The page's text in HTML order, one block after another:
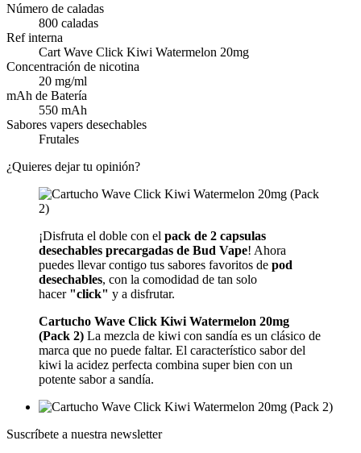
Número de caladas
800 caladas
Ref interna
Cart Wave Click Kiwi Watermelon 20mg
Concentración de nicotina
20 mg/ml
mAh de Batería
550 mAh
Sabores vapers desechables
Frutales
¿Quieres dejar tu opinión?
¡Disfruta el doble con el pack de 2 capsulas
desechables precargadas de Bud Vape! Ahora
puedes llevar contigo tus sabores favoritos de pod
desechables, con la comodidad de tan solo
hacer "click" y a disfrutar.
Cartucho Wave Click Kiwi Watermelon 20mg
(Pack 2) La mezcla de kiwi con sandía es un clásico de
marca que no puede faltar. El característico sabor del
kiwi la acidez perfecta combina super bien con un
potente sabor a sandía.
Suscríbete a nuestra newsletter